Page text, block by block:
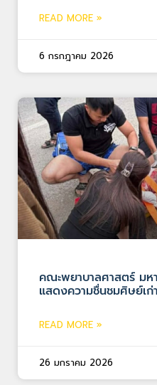
READ MORE »
6 กรกฎาคม 2026
คณะพยาบาลศาสตร์ มห
แสดงความชื่นชมศิษย์เ
READ MORE »
26 มกราคม 2026